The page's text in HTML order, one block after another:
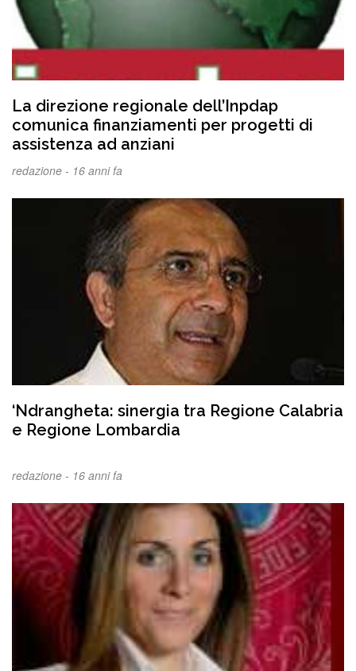
La direzione regionale dell’Inpdap
comunica finanziamenti per progetti di
assistenza ad anziani
redazione - 16 anni fa
‘Ndrangheta: sinergia tra Regione Calabria
e Regione Lombardia
redazione - 16 anni fa